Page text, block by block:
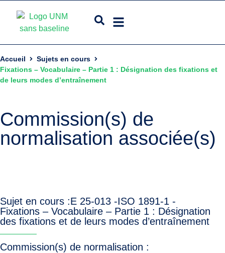
Accueil
Sujets en cours
Fixations – Vocabulaire – Partie 1 : Désignation des fixations et
de leurs modes d’entraînement
Commission(s) de
normalisation associée(s)
Sujet en cours :E 25-013 -ISO 1891-1 -
Fixations – Vocabulaire – Partie 1 : Désignation
des fixations et de leurs modes d’entraînement
Commission(s) de normalisation :